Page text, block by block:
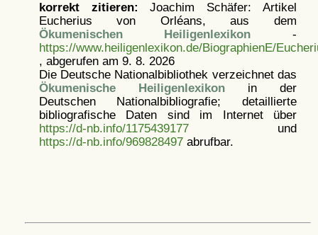
korrekt zitieren: Joachim Schäfer: Artikel
Eucherius von Orléans, aus dem
Ökumenischen Heiligenlexikon -
https://www.heiligenlexikon.de/BiographienE/
, abgerufen am 9. 8. 2026
Die Deutsche Nationalbibliothek verzeichnet das
Ökumenische Heiligenlexikonin der
Deutschen Nationalbibliografie; detaillierte
bibliografische Daten sind im Internet über
https://d-nb.info/1175439177und
https://d-nb.info/969828497abrufbar.